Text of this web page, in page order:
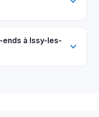
à Issy-les-